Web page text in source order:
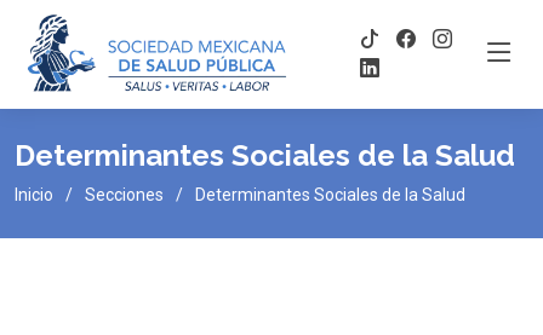
Determinantes Sociales de la Salud
Inicio Secciones Determinantes Sociales de la Salud